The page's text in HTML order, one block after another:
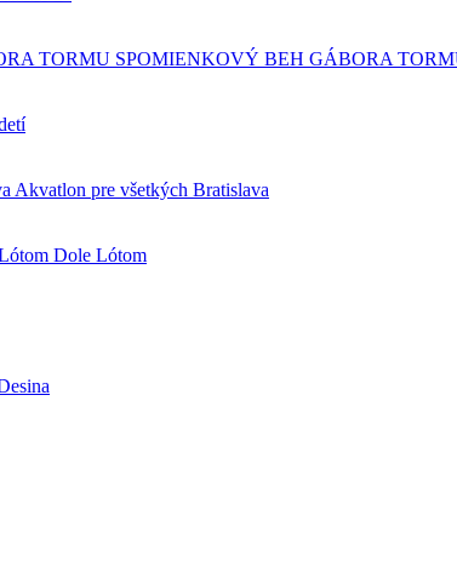
SPOMIENKOVÝ BEH GÁBORA
Akvatlon pre všetkých Bratislava
Dole Lótom